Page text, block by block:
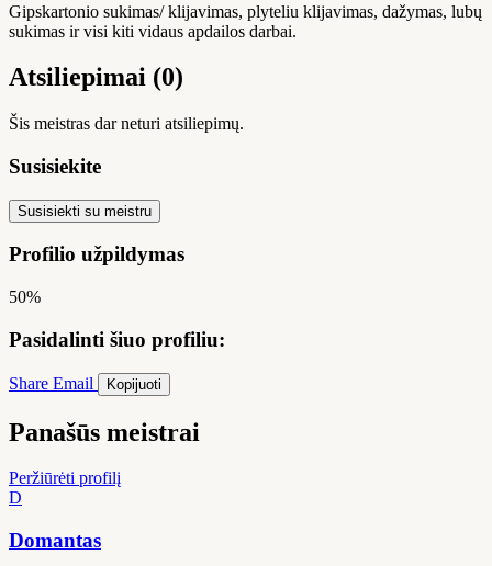
Gipskartonio sukimas/ klijavimas, plyteliu klijavimas, dažymas, lubų
sukimas ir visi kiti vidaus apdailos darbai.
Atsiliepimai (0)
Šis meistras dar neturi atsiliepimų.
Susisiekite
Susisiekti su meistru
Profilio užpildymas
50%
Pasidalinti šiuo profiliu:
Share Email Kopijuoti
Panašūs meistrai
Peržiūrėti profilį
D
Domantas